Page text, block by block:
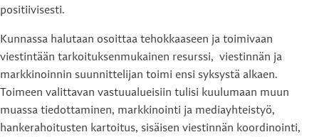
positiivisesti.
Kunnassa halutaan osoittaa tehokkaaseen ja toimivaan
viestintään tarkoituksenmukainen resurssi, viestinnän ja
markkinoinnin suunnittelijan toimi ensi syksystä alkaen.
Toimeen valittavan vastuualueisiin tulisi kuulumaan muun
muassa tiedottaminen, markkinointi ja mediayhteistyö,
hankerahoitusten kartoitus, sisäisen viestinnän koordinointi,